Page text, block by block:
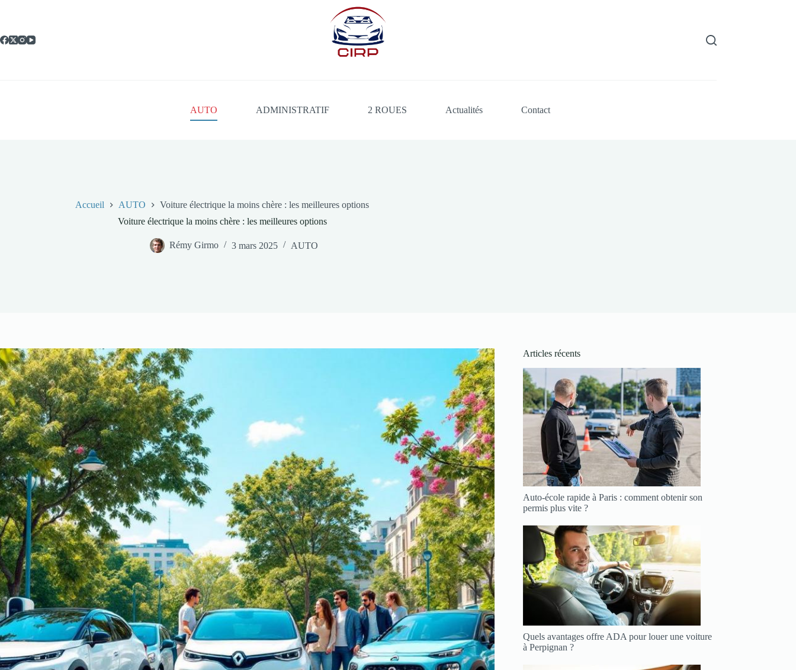
AUTO ADMINISTRATIF 2 ROUES Actualités Contact
Accueil AUTO
Voiture électrique la moins chère : les meilleures options
Voiture électrique la moins chère : les meilleures options
Rémy Girmo 3 mars 2025 AUTO
Articles récents
Auto-école rapide à Paris : comment obtenir son
permis plus vite ?
Quels avantages offre ADA pour louer une voiture
à Perpignan ?